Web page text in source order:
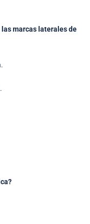
las marcas laterales de